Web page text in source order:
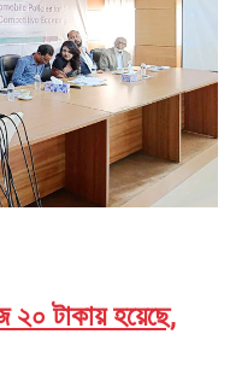
২০ টাকায় হয়েছে,